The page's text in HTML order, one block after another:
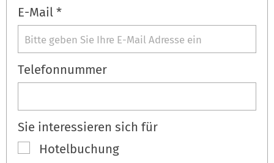
E-Mail *
Telefonnummer
Sie interessieren sich für
Hotelbuchung